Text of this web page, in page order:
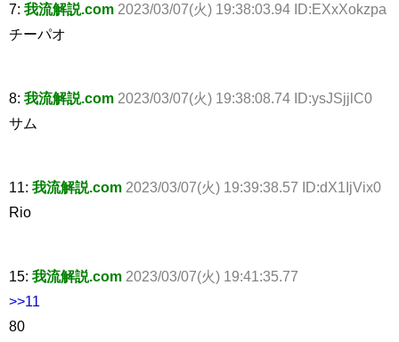
7: 我流解説.com 2023/03/07(火) 19:38:03.94 ID:EXxXokzpa
チーパオ
8: 我流解説.com 2023/03/07(火) 19:38:08.74 ID:ysJSjjlC0
サム
11: 我流解説.com 2023/03/07(火) 19:39:38.57 ID:dX1IjVix0
Rio
15: 我流解説.com 2023/03/07(火) 19:41:35.77
>>11
80